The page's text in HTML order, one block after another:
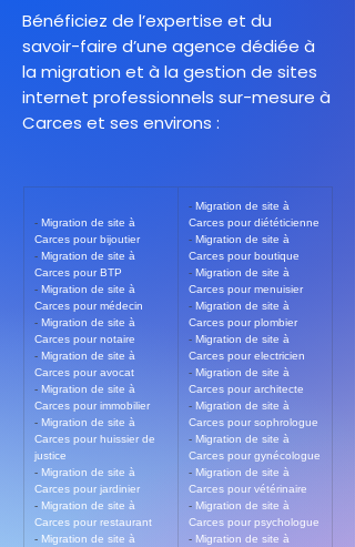
Bénéficiez de l’expertise et du
savoir-faire d’une agence dédiée à
la migration et à la gestion de sites
internet professionnels sur-mesure à
Carces et ses environs :
- Migration de site à
Carces pour bijoutier
- Migration de site à
Carces pour BTP
- Migration de site à
Carces pour médecin
- Migration de site à
Carces pour notaire
- Migration de site à
Carces pour avocat
- Migration de site à
Carces pour immobilier
- Migration de site à
Carces pour huissier de
justice
- Migration de site à
Carces pour jardinier
- Migration de site à
Carces pour restaurant
- Migration de site à
- Migration de site à
Carces pour diététicienne
- Migration de site à
Carces pour boutique
- Migration de site à
Carces pour menuisier
- Migration de site à
Carces pour plombier
- Migration de site à
Carces pour electricien
- Migration de site à
Carces pour architecte
- Migration de site à
Carces pour sophrologue
- Migration de site à
Carces pour gynécologue
- Migration de site à
Carces pour vétérinaire
- Migration de site à
Carces pour psychologue
- Migration de site à